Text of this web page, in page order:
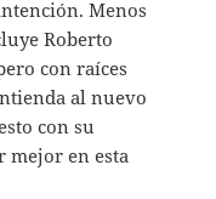
Menos
Roberto
con raíces
al nuevo
con su
mejor en esta